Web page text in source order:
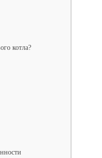
котла?